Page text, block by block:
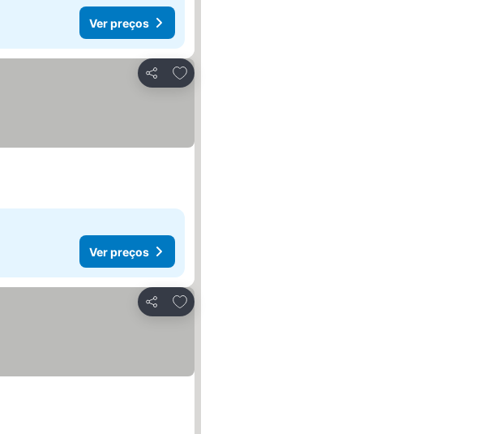
Ver preços
Partilhar
Adicionar aos favoritos
Ver preços
Partilhar
Adicionar aos favoritos